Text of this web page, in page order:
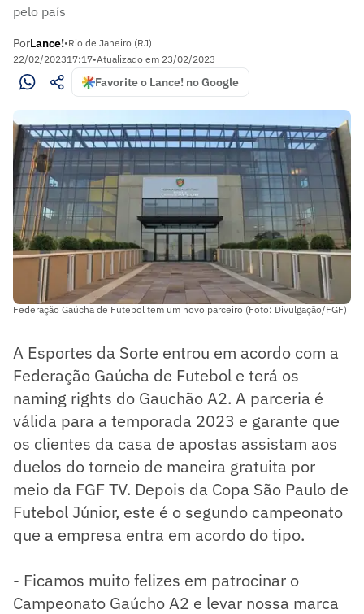
pelo país
PorLance!•Rio de Janeiro (RJ)
22/02/202317:17•Atualizado em 23/02/2023
Favorite o Lance! no Google
Federação Gaúcha de Futebol tem um novo parceiro (Foto: Divulgação/FGF)
A Esportes da Sorte entrou em acordo com a
Federação Gaúcha de Futebol e terá os
naming rights do Gauchão A2. A parceria é
válida para a temporada 2023 e garante que
os clientes da casa de apostas assistam aos
duelos do torneio de maneira gratuita por
meio da FGF TV. Depois da Copa São Paulo de
Futebol Júnior, este é o segundo campeonato
que a empresa entra em acordo do tipo.
- Ficamos muito felizes em patrocinar o
Campeonato Gaúcho A2 e levar nossa marca